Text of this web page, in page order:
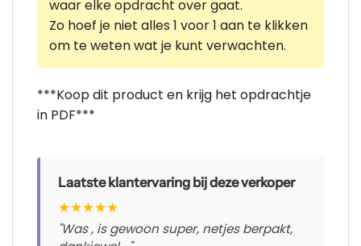
waar elke opdracht over gaat.
Zo hoef je niet alles 1 voor 1 aan te klikken
om te weten wat je kunt verwachten.
***Koop dit product en krijg het opdrachtje
in PDF***
Laatste klantervaring bij deze verkoper
★★★★★
"Was , is gewoon super, netjes berpakt,